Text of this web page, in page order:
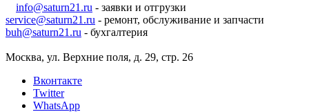
info@saturn21.ru - заявки и отгрузки
service@saturn21.ru - ремонт, обслуживание и запчасти
buh@saturn21.ru - бухгалтерия
Москва, ул. Верхние поля, д. 29, стр. 26
Вконтакте
Twitter
WhatsApp